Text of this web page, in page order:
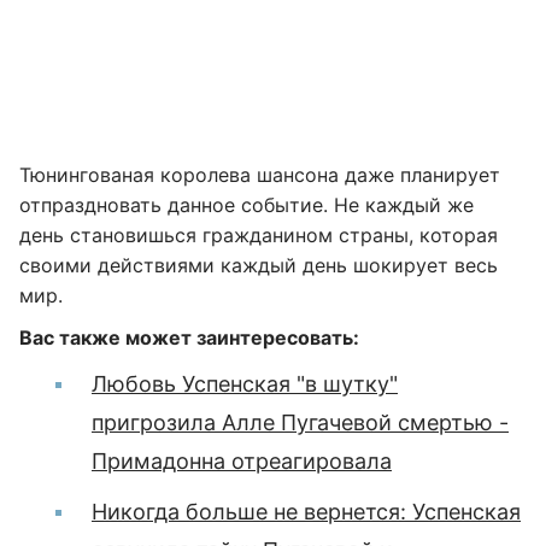
Тюнингованая королева шансона даже планирует
отпраздновать данное событие. Не каждый же
день становишься гражданином страны, которая
своими действиями каждый день шокирует весь
мир.
Вас также может заинтересовать:
Любовь Успенская "в шутку"
пригрозила Алле Пугачевой смертью -
Примадонна отреагировала
Никогда больше не вернется: Успенская